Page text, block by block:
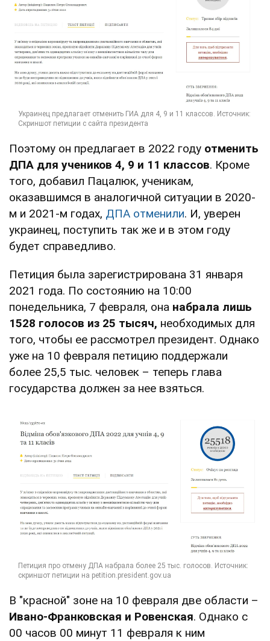
Поэтому он предлагает в 2022 году отменить
ДПА для учеников 4, 9 и 11 классов. Кроме
того, добавил Пацалюк, ученикам,
оказавшимся в аналогичной ситуации в 2020-
м и 2021-м годах, ДПА отменили. И, уверен
украинец, поступить так же и в этом году
будет справедливо.
Петиция была зарегистрирована 31 января
2021 года. По состоянию на 10:00
понедельника, 7 февраля, она набрала лишь
1528 голосов из 25 тысяч, необходимых для
того, чтобы ее рассмотрел президент. Однако
уже на 10 февраля петицию поддержали
более 25,5 тыс. человек – теперь глава
государства должен за нее взяться.
В "красной" зоне на 10 февраля две области –
Ивано-Франковская и Ровенская. Однако с
00 часов 00 минут 11 февраля к ним